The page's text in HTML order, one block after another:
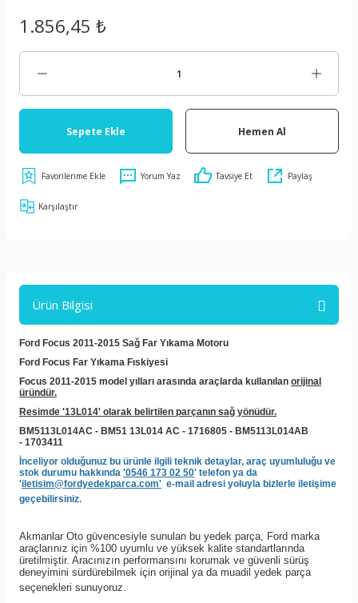
1.856,45 ₺
Sepete Ekle Hemen Al
Yorum Yaz Tavsiye Et Paylaş
Karşılaştır
Ürün Bilgisi
Ford Focus 2011-2015 Sağ Far Yıkama Motoru
Ford Focus Far Yıkama Fıskiyesi
Focus 2011-2015 model yılları arasında araçlarda kullanılan orijinal
üründür.
Resimde '13L014' olarak belirtilen parçanın sağ yönüdür.
BM5113L014AC - BM51 13L014 AC - 1716805 - BM5113L014AB
- 1703411
İnceliyor olduğunuz bu ürünle ilgili teknik detaylar, araç uyumluluğu ve
stok durumu hakkında '0546 173 02 50' telefon ya da
'iletisim@fordyedekparca.com' e-mail adresi yoluyla bizlerle iletişime
geçebilirsiniz.
Akmanlar Oto güvencesiyle sunulan bu yedek parça, Ford marka
araçlarınız için %100 uyumlu ve yüksek kalite standartlarında
üretilmiştir. Aracınızın performansını korumak ve güvenli sürüş
deneyimini sürdürebilmek için orijinal ya da muadil yedek parça
seçenekleri sunuyoruz.